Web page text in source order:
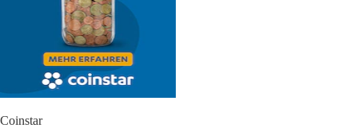
Coinstar